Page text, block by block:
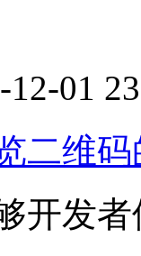
12-01
二维
开发